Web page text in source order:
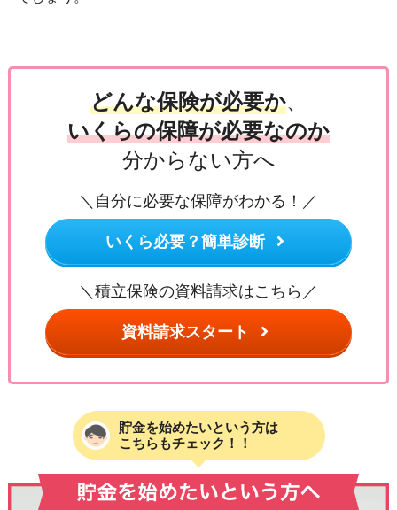
どんな保険が必要か、
いくらの保障が必要なのか
分からない方へ
＼自分に必要な保障がわかる！／
いくら必要？簡単診断
＼積立保険の資料請求はこちら／
資料請求スタート
貯金を始めたいという方は
こちらもチェック！！